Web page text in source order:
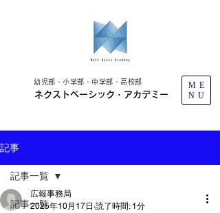
幼児部・小学部・中学部・高校部
ネクストベーシック・アカデミー
ME
NU
記事
記事一覧
記事一覧
広報事務局
2025年10月17日 読了時間: 1分